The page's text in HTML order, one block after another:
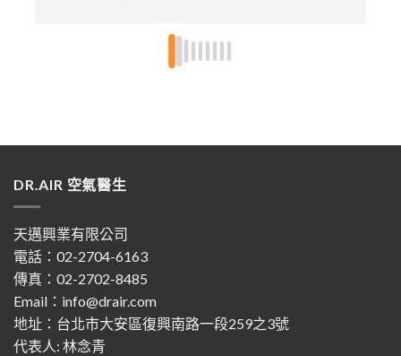
換濾芯只需要定期的清潔即可，非常環保～～超推
DR.AIR 空氣醫生
天邁興業有限公司
電話：02-2704-6163
傳真：02-2702-8485
Email：info@drair.com
地址： 台北市大安區復興南路一段259之3號
代表人: 林念青